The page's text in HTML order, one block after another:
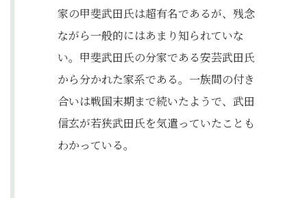
家の甲斐武田氏は超有名であるが、残念
ながら一般的にはあまり知られていな
い。甲斐武田氏の分家である安芸武田氏
から分かれた家系である。一族間の付き
合いは戦国末期まで続いたようで、武田
信玄が若狭武田氏を気遣っていたことも
わかっている。